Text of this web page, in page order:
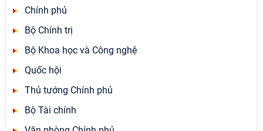
Chính phủ
Bộ Chính trị
Bộ Khoa học và Công nghệ
Quốc hội
Thủ tướng Chính phủ
Bộ Tài chính